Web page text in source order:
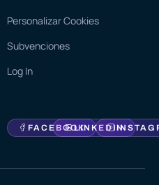
Personalizar Cookies
Subvenciones
Log In
FACEBOOKLINKEDIN